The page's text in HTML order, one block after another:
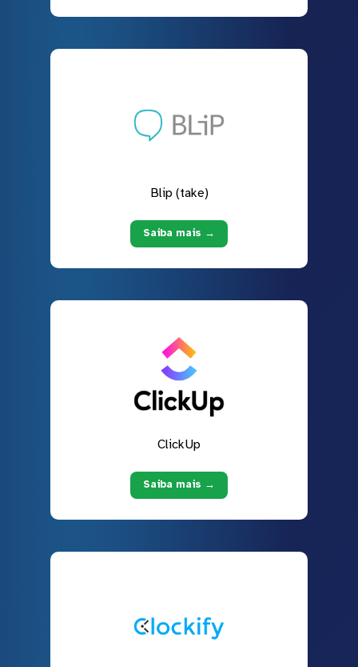
Blip (take)
Saiba mais →
ClickUp
Saiba mais →